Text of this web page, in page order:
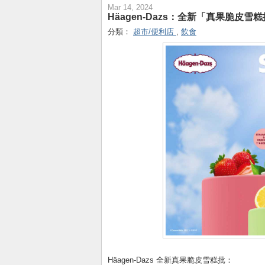
Mar 14, 2024
Häagen-Dazs：全新「真果脆皮雪糕
分類： 超市/便利店 , 飲食
Häagen-Dazs 全新真果脆皮雪糕批：